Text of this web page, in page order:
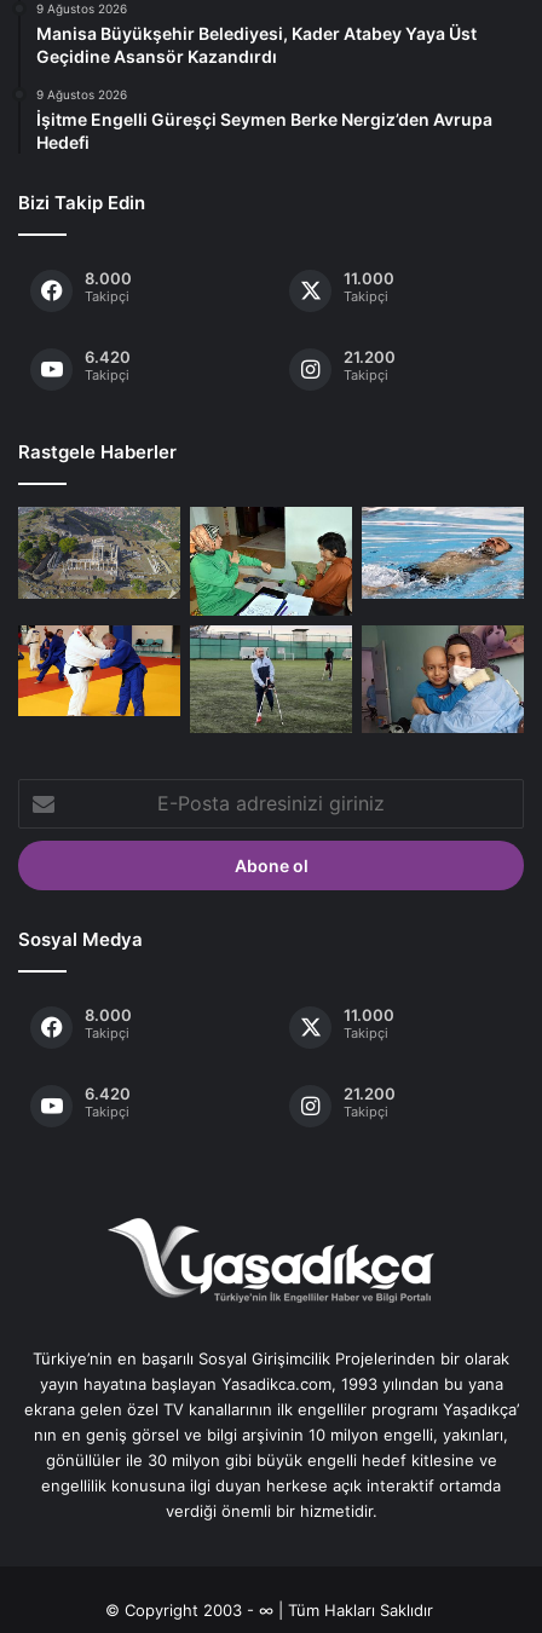
9 Ağustos 2026
Manisa Büyükşehir Belediyesi, Kader Atabey Yaya Üst
Geçidine Asansör Kazandırdı
9 Ağustos 2026
İşitme Engelli Güreşçi Seymen Berke Nergiz’den Avrupa
Hedefi
Bizi Takip Edin
8.000
Takipçi
11.000
Takipçi
6.420
Takipçi
21.200
Takipçi
Rastgele Haberler
Posta
adresinizi
giriniz
Sosyal Medya
8.000
Takipçi
11.000
Takipçi
6.420
Takipçi
21.200
Takipçi
Türkiye’nin en başarılı Sosyal Girişimcilik Projelerinden bir olarak
yayın hayatına başlayan Yasadikca.com, 1993 yılından bu yana
ekrana gelen özel TV kanallarının ilk engelliler programı Yaşadıkça’
nın en geniş görsel ve bilgi arşivinin 10 milyon engelli, yakınları,
gönüllüler ile 30 milyon gibi büyük engelli hedef kitlesine ve
engellilik konusuna ilgi duyan herkese açık interaktif ortamda
verdiği önemli bir hizmetidir.
© Copyright 2003 - ∞ | Tüm Hakları Saklıdır